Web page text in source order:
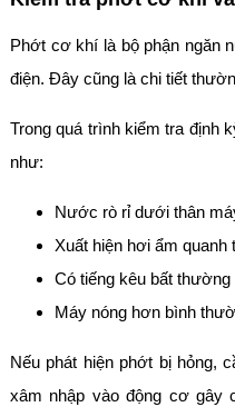
Phớt cơ khí là bộ phận ngăn
điện. Đây cũng là chi tiết
Trong quá trình kiểm tra định
như:
Nước rò rỉ dưới thân
Xuất hiện hơi ẩm quanh
Có tiếng kêu bất thường
Máy nóng hơn bình
Nếu phát hiện phớt bị hỏng,
xâm nhập vào động cơ gây